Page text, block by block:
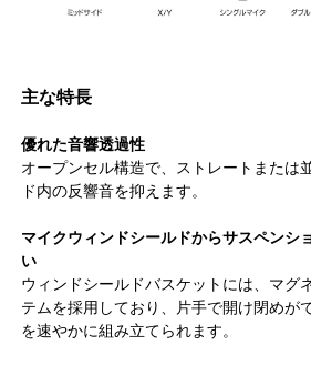
主な特長
優れた音響透過性
オープンセル構造で、ストレートまたは
ド内の反響音を抑えます。
マイクウィンドシールドからサスペンシ
い
ウィンドシールドバスケットには、マグ
テムを採用しており、片手で開け閉めが
を速やかに組み立てられます。